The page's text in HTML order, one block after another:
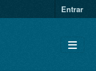
Entrar